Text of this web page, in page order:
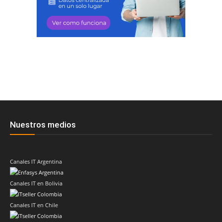
Nuestros medios
Canales IT Argentina
Canales IT en Bolivia
Canales IT en Chile